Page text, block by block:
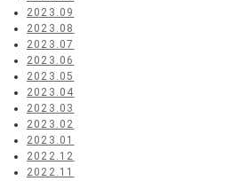
2023.09
2023.08
2023.07
2023.06
2023.05
2023.04
2023.03
2023.02
2023.01
2022.12
2022.11